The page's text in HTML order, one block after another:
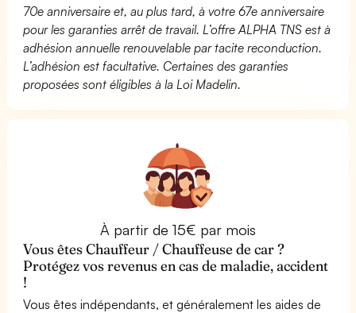
70e anniversaire et, au plus tard, à votre 67e anniversaire
pour les garanties arrêt de travail. L’offre ALPHA TNS est à
adhésion annuelle renouvelable par tacite reconduction.
L’adhésion est facultative. Certaines des garanties
proposées sont éligibles à la Loi Madelin.
À partir de 15€ par mois
Vous êtes Chauffeur / Chauffeuse de car ?
Protégez vos revenus en cas de maladie, accident
!
Vous êtes indépendants, et généralement les aides de